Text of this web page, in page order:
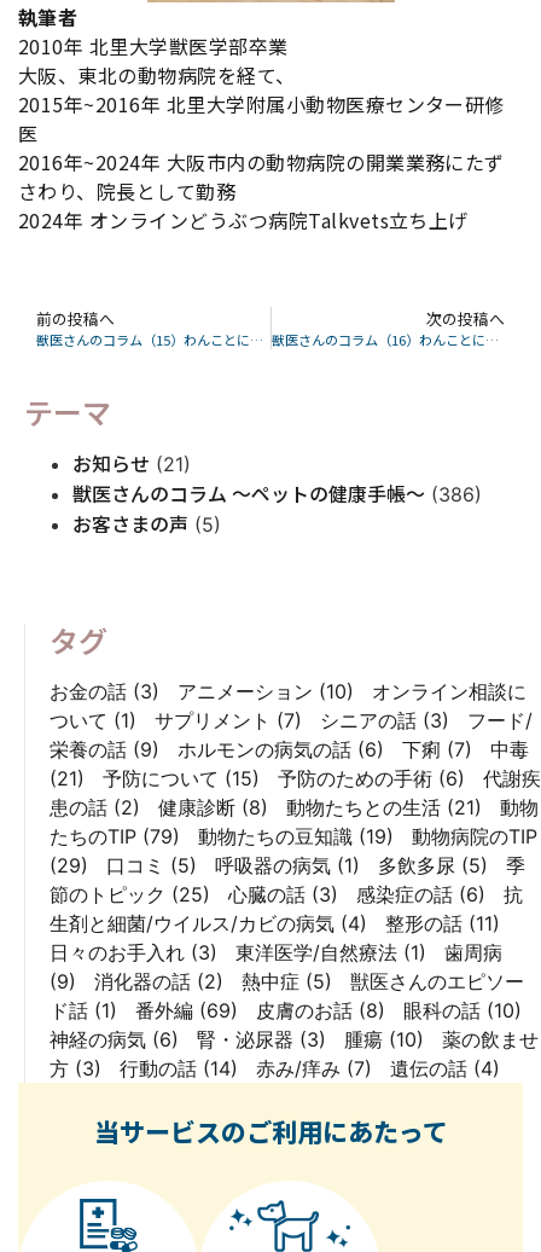
執筆者
2010年 北里大学獣医学部卒業
大阪、東北の動物病院を経て、
2015年~2016年 北里大学附属小動物医療センター研修
医
2016年~2024年 大阪市内の動物病院の開業業務にたず
さわり、院長として勤務
2024年 オンラインどうぶつ病院Talkvets立ち上げ
前の投稿へ
獣医さんのコラム（15）わんことにゃんこと抗生剤と細菌とウイルスの病気
次の投稿へ
獣医さんのコラム（16）わんことにゃんこと抗生剤と細菌とカビ
テーマ
お知らせ (21)
獣医さんのコラム 〜ペットの健康手帳〜 (386)
お客さまの声 (5)
タグ
お金の話 (3) アニメーション (10)
オンライン相談に
ついて (1) サプリメント (7) シニアの話 (3)
フード/
栄養の話 (9) ホルモンの病気の話 (6) 下痢 (7)
中毒
(21)
予防について (15) 予防のための手術 (6)
代謝疾
患の話 (2) 健康診断 (8) 動物たちとの生活 (21)
動物
たちのTIP (79) 動物たちの豆知識 (19)
動物病院のTIP
(29)
口コミ (5) 呼吸器の病気 (1) 多飲多尿 (5)
季
節のトピック (25) 心臓の話 (3) 感染症の話 (6)
抗
生剤と細菌/ウイルス/カビの病気 (4) 整形の話 (11)
日々のお手入れ (3) 東洋医学/自然療法 (1)
歯周病
(9)
消化器の話 (2) 熱中症 (5)
獣医さんのエピソー
ド話 (1) 番外編 (69) 皮膚のお話 (8) 眼科の話 (10)
神経の病気 (6) 腎・泌尿器 (3) 腫瘍 (10)
薬の飲ませ
方 (3) 行動の話 (14) 赤み/痒み (7) 遺伝の話 (4)
当サービスのご利用にあたって